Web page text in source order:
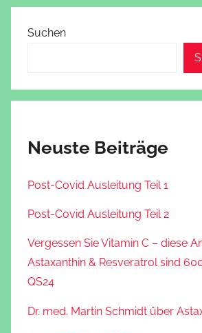
Suchen
Neuste Beiträge
Post-Covid Ausleitung Teil 1
Post-Covid Ausleitung Teil 2
Vergessen Sie Vitamin C – diese
Astaxanthin & Resveratrol sind
QS24
Dr. med. Martin Schmidt über